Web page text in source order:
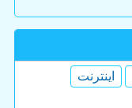
اینترنت